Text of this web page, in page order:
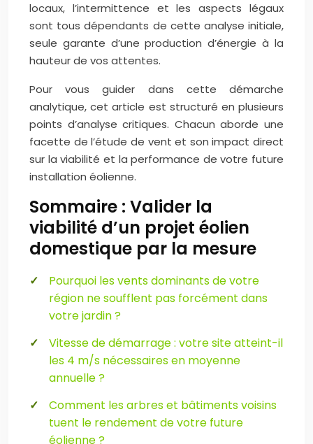
locaux, l’intermittence et les aspects légaux
sont tous dépendants de cette analyse initiale,
seule garante d’une production d’énergie à la
hauteur de vos attentes.
Pour vous guider dans cette démarche
analytique, cet article est structuré en plusieurs
points d’analyse critiques. Chacun aborde une
facette de l’étude de vent et son impact direct
sur la viabilité et la performance de votre future
installation éolienne.
Sommaire : Valider la
viabilité d’un projet éolien
domestique par la mesure
Pourquoi les vents dominants de votre
région ne soufflent pas forcément dans
votre jardin ?
Vitesse de démarrage : votre site atteint-il
les 4 m/s nécessaires en moyenne
annuelle ?
Comment les arbres et bâtiments voisins
tuent le rendement de votre future
éolienne ?